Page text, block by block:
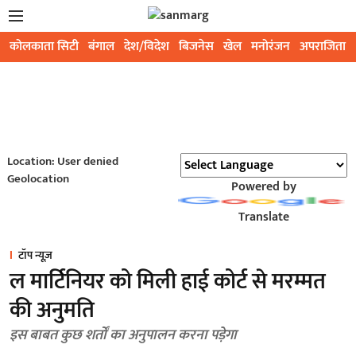
कोलकाता सिटी बंगाल देश/विदेश बिजनेस खेल मनोरंजन अपराजिता
Location: User denied
Geolocation
Powered by
Translate
टॉप न्यूज़
ल मार्टिनियर को मिली हाई कोर्ट से मरम्मत
की अनुमति
इस बाबत कुछ शर्तों का अनुपालन करना पड़ेगा